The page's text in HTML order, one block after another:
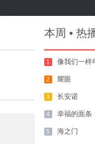
本周 • 热
1 像我们一样
2 耀眼
3 长安诺
4 幸福的面条
5 海之门